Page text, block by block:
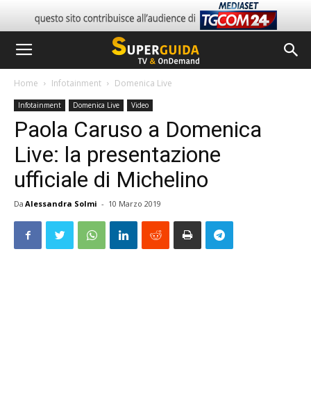
Home Infotainment Domenica Live
Infotainment Domenica Live Video
Paola Caruso a Domenica
Live: la presentazione
ufficiale di Michelino
Da Alessandra Solmi - 10 Marzo 2019